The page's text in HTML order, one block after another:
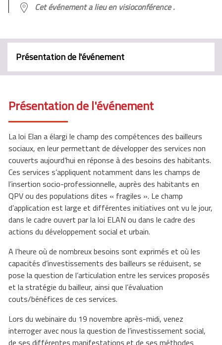
Cet événement a lieu en visioconférence .
Présentation de l'événement
Présentation de l'événement
La loi Elan a élargi le champ des compétences des bailleurs
sociaux, en leur permettant de développer des services non
couverts aujourd’hui en réponse à des besoins des habitants.
Ces services s’appliquent notamment dans les champs de
l’insertion socio-professionnelle, auprès des habitants en
QPV ou des populations dites « fragiles ». Le champ
d’application est large et différentes initiatives ont vu le jour,
dans le cadre ouvert par la loi ELAN ou dans le cadre des
actions du développement social et urbain.
A l’heure où de nombreux besoins sont exprimés et où les
capacités d’investissements des bailleurs se réduisent, se
pose la question de l’articulation entre les services proposés
et la stratégie du bailleur, ainsi que l’évaluation
couts/bénéfices de ces services.
Lors du webinaire du 19 novembre après-midi, venez
interroger avec nous la question de l’investissement social,